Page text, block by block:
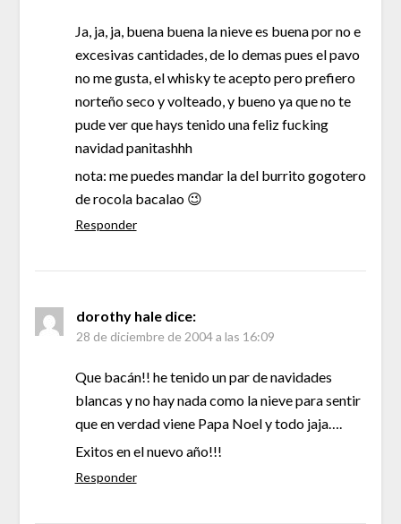
Ja, ja, ja, buena buena la nieve es buena por no e
excesivas cantidades, de lo demas pues el pavo
no me gusta, el whisky te acepto pero prefiero
norteño seco y volteado, y bueno ya que no te
pude ver que hays tenido una feliz fucking
navidad panitashhh
nota: me puedes mandar la del burrito gogotero
de rocola bacalao 😉
Responder
dorothy hale dice:
28 de diciembre de 2004 a las 16:09
Que bacán!! he tenido un par de navidades
blancas y no hay nada como la nieve para sentir
que en verdad viene Papa Noel y todo jaja….
Exitos en el nuevo año!!!
Responder